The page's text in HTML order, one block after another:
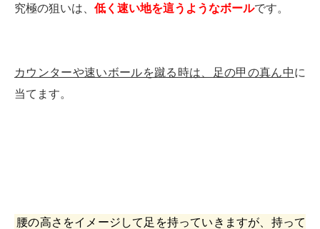
究極の狙いは、 低く速い地を這うようなボールです。
カウンターや速いボールを蹴る時は、足の甲の真ん中に
当てます。
腰の高さをイメージして足を持っていきますが、持って